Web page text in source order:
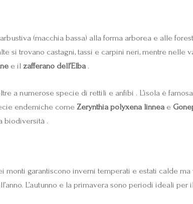
(macchia bassa) alla forma arborea e alle
si trovano castagni, tassi e carpini neri, mentre nelle
e il zafferano dell’Elba.
a numerose specie di rettili e anfibi . L’isola è
endemiche come Zerynthia polyxena linneae
biodiversità .
monti garantiscono inverni temperati e estati calde
L’autunno e la primavera sono periodi ideali per